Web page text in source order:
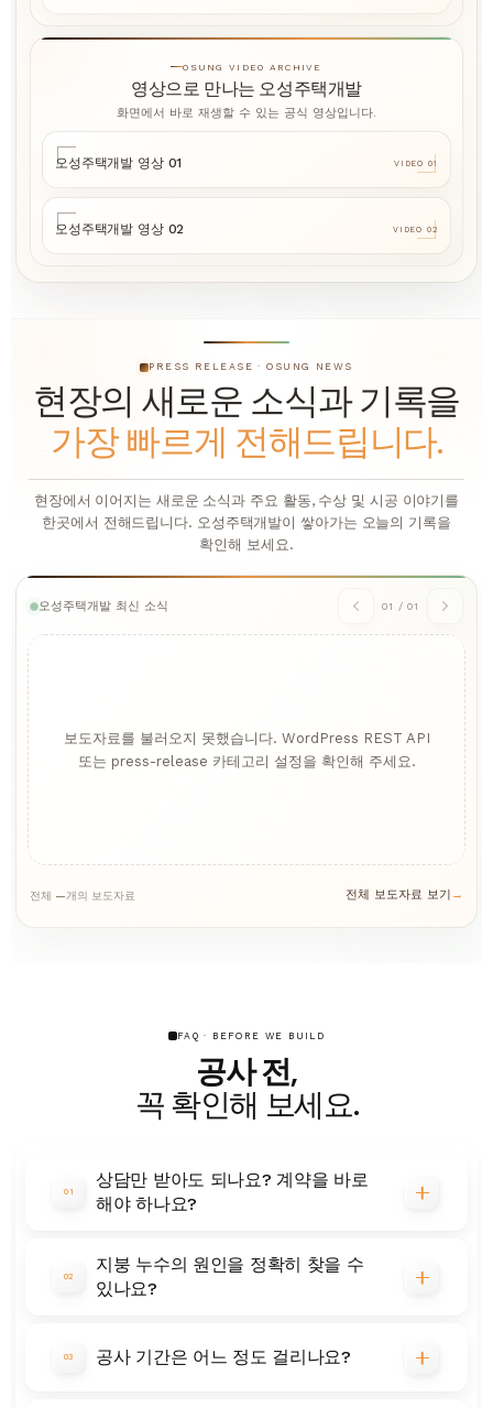
OSUNG VIDEO ARCHIVE
영상으로 만나는 오성주택개발
화면에서 바로 재생할 수 있는 공식 영상입니다.
오성주택개발 영상 01 VIDEO 01
오성주택개발 영상 02 VIDEO 02
PRESS RELEASE · OSUNG NEWS
현장의 새로운 소식과 기록을
가장 빠르게 전해드립니다.
현장에서 이어지는 새로운 소식과 주요 활동, 수상 및 시공 이야기를
한곳에서 전해드립니다. 오성주택개발이 쌓아가는 오늘의 기록을
확인해 보세요.
오성주택개발 최신 소식 01 /01
보도자료를 불러오지 못했습니다. WordPress REST API
또는 press-release 카테고리 설정을 확인해 주세요.
전체 —개의 보도자료 전체 보도자료 보기
FAQ · BEFORE WE BUILD
공사 전,
꼭 확인해 보세요.
01
상담만 받아도 되나요? 계약을 바로
해야 하나요?
02
지붕 누수의 원인을 정확히 찾을 수
있나요?
03 공사 기간은 어느 정도 걸리나요?